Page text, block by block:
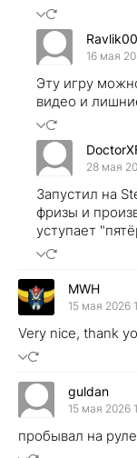
Ravlik00
16 мая
Эту игру
видео и
28 мая
Запустил на
фризы и
уступает
MWH
15 мая 2026
Very nice, thank
guldan
15 мая 2026
пробывал на